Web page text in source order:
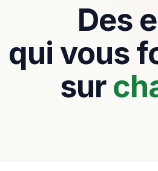
Des
qui vous
sur